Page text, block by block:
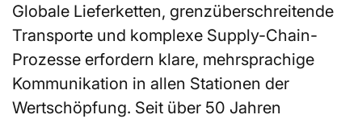
Globale Lieferketten, grenzüberschreitende
Transporte und komplexe Supply-Chain-
Prozesse erfordern klare, mehrsprachige
Kommunikation in allen Stationen der
Wertschöpfung. Seit über 50 Jahren